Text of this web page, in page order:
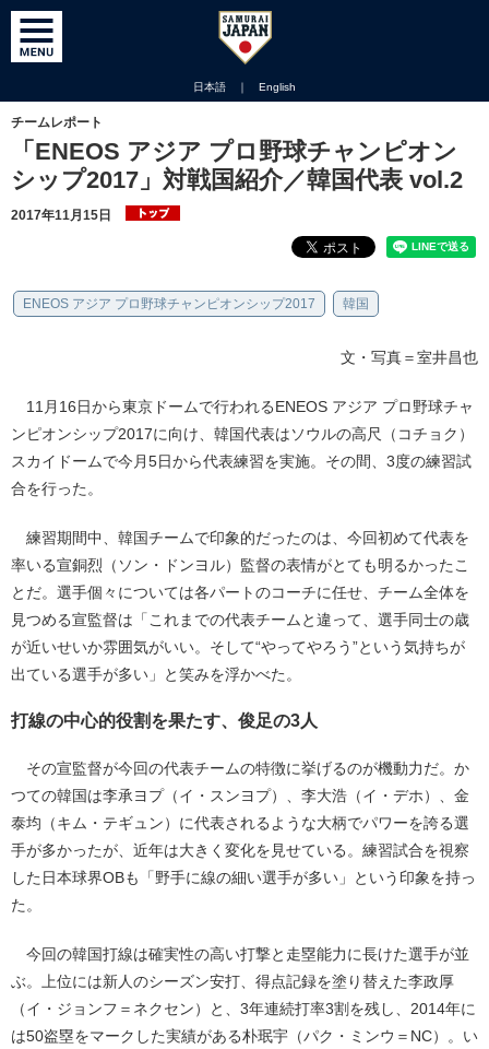
日本語 ｜ English
チームレポート
「ENEOS アジア プロ野球チャンピオン
シップ2017」対戦国紹介／韓国代表 vol.2
2017年11月15日
ENEOS アジア プロ野球チャンピオンシップ2017 韓国
文・写真＝室井昌也
11月16日から東京ドームで行われるENEOS アジア プロ野球チャ
ンピオンシップ2017に向け、韓国代表はソウルの高尺（コチョク）
スカイドームで今月5日から代表練習を実施。その間、3度の練習試
合を行った。
練習期間中、韓国チームで印象的だったのは、今回初めて代表を
率いる宣銅烈（ソン・ドンヨル）監督の表情がとても明るかったこ
とだ。選手個々については各パートのコーチに任せ、チーム全体を
見つめる宣監督は「これまでの代表チームと違って、選手同士の歳
が近いせいか雰囲気がいい。そして“やってやろう”という気持ちが
出ている選手が多い」と笑みを浮かべた。
打線の中心的役割を果たす、俊足の3人
その宣監督が今回の代表チームの特徴に挙げるのが機動力だ。か
つての韓国は李承ヨプ（イ・スンヨプ）、李大浩（イ・デホ）、金
泰均（キム・テギュン）に代表されるような大柄でパワーを誇る選
手が多かったが、近年は大きく変化を見せている。練習試合を視察
した日本球界OBも「野手に線の細い選手が多い」という印象を持っ
た。
今回の韓国打線は確実性の高い打撃と走塁能力に長けた選手が並
ぶ。上位には新人のシーズン安打、得点記録を塗り替えた李政厚
（イ・ジョンフ＝ネクセン）と、3年連続打率3割を残し、2014年に
は50盗塁をマークした実績がある朴珉宇（パク・ミンウ＝NC）。い